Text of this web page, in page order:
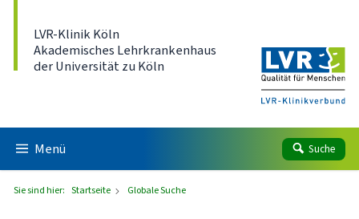
LVR-Klinik Köln
Akademisches Lehrkrankenhaus
der Universität zu Köln
Menü Suche
Sie sind hier: Startseite Globale Suche